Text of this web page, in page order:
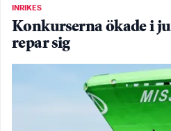
INRIKES
Konkurserna ökade i
repar sig